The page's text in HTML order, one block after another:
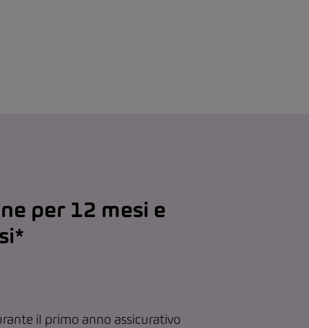
per 12 mesi e
il primo anno assicurativo